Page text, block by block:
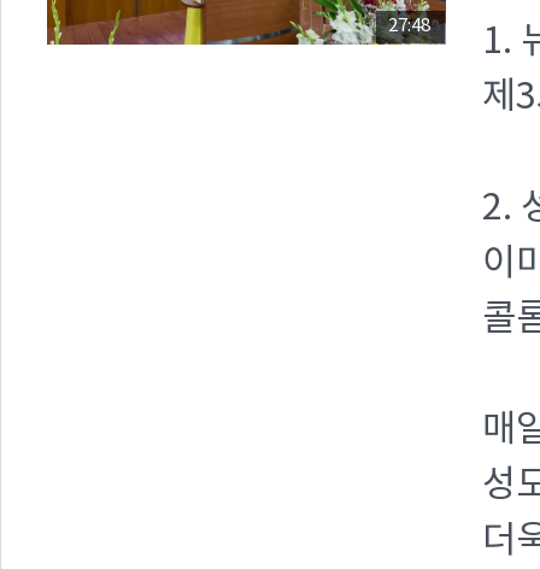
27:48
1.
제
2.
이
콜
매
성
더